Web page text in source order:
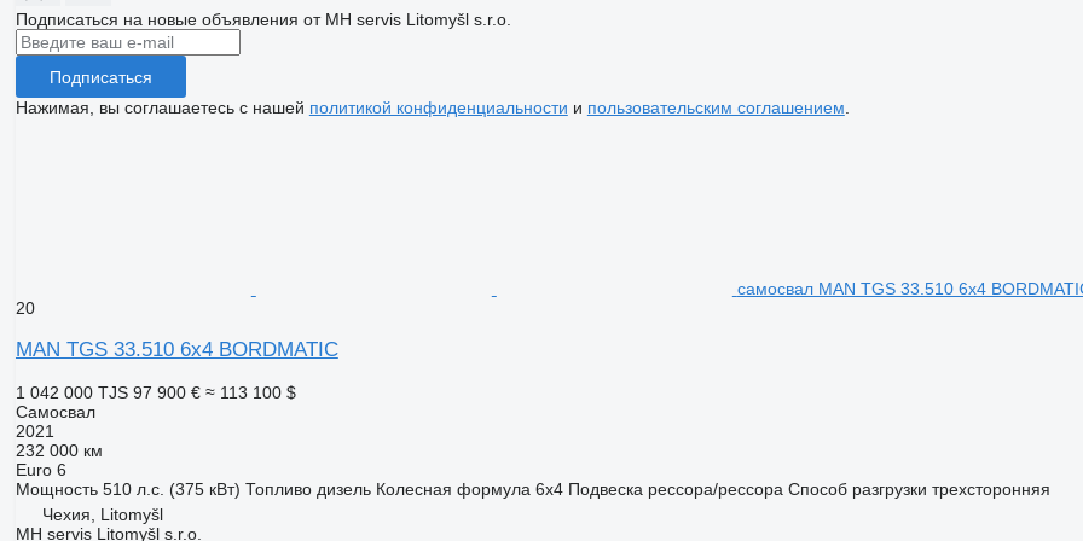
Подписаться на новые объявления от MH servis Litomyšl s.r.o.
Подписаться
Нажимая, вы соглашаетесь с нашей политикой конфиденциальности и пользовательским соглашением
самосвал MAN TGS 33.510 6x4
20
MAN TGS 33.510 6x4 BORDMATIC
1 042 000 TJS 97 900 € ≈ 113 100 $
Самосвал
2021
232 000 км
Euro 6
Мощность 510 л.с. (375 кВт) Топливо дизель Колесная формула 6x4 Подвеска рессора/рессора Способ разгрузки трехсторонняя
Чехия, Litomyšl
MH servis Litomyšl s.r.o.